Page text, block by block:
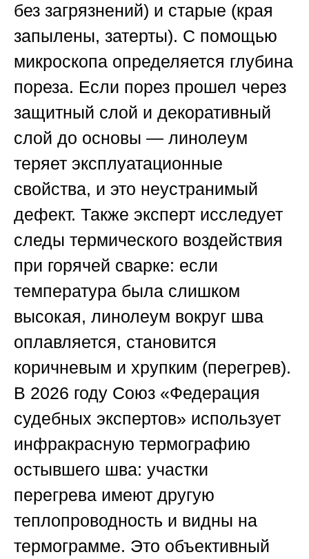
без загрязнений) и старые (края
запылены, затерты). С помощью
микроскопа определяется глубина
пореза. Если порез прошел через
защитный слой и декоративный
слой до основы — линолеум
теряет эксплуатационные
свойства, и это неустранимый
дефект. Также эксперт исследует
следы термического воздействия
при горячей сварке: если
температура была слишком
высокая, линолеум вокруг шва
оплавляется, становится
коричневым и хрупким (перегрев).
В 2026 году Союз «Федерация
судебных экспертов» использует
инфракрасную термографию
остывшего шва: участки
перегрева имеют другую
теплопроводность и видны на
термограмме. Это объективный